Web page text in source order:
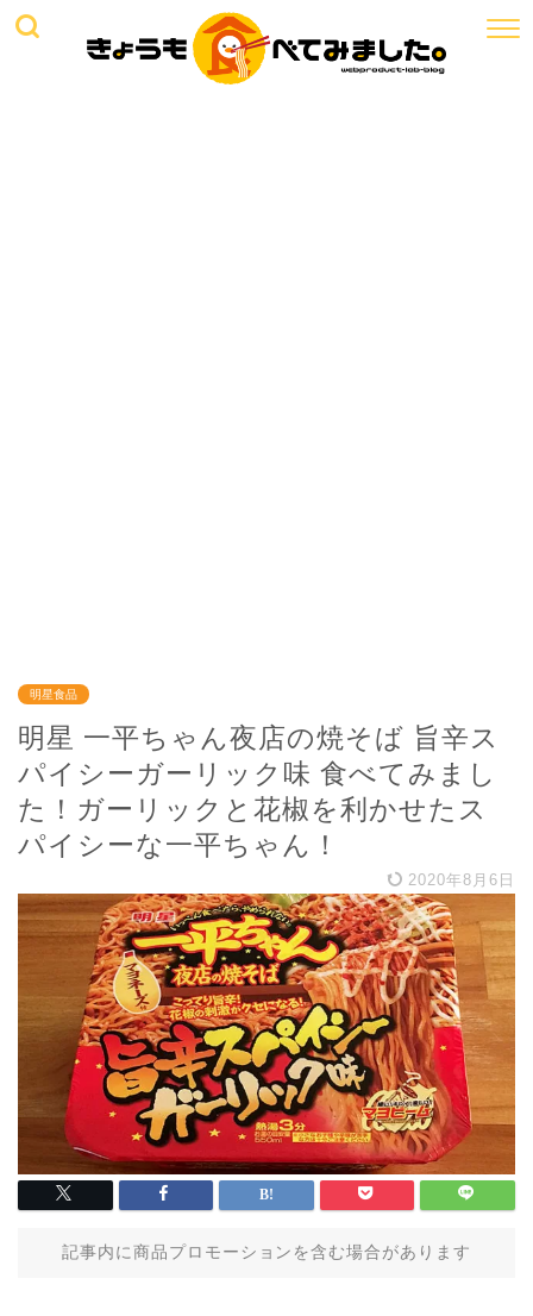
明星食品
明星 一平ちゃん夜店の焼そば 旨辛ス
パイシーガーリック味 食べてみまし
た！ガーリックと花椒を利かせたス
パイシーな一平ちゃん！
2020年8月6日
記事内に商品プロモーションを含む場合があります